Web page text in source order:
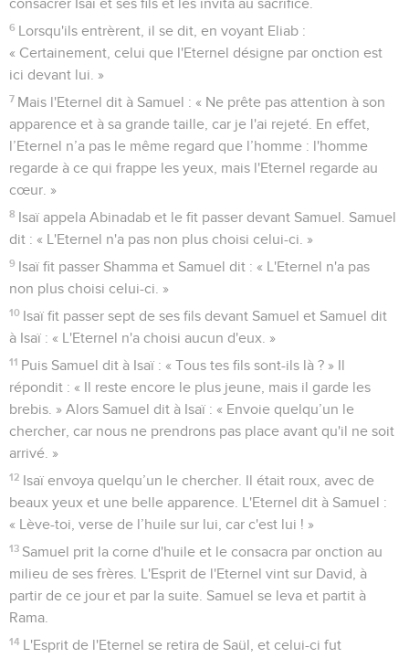
consacrer Isaï et ses fils et les invita au sacrifice.
6 Lorsqu'ils entrèrent, il se dit, en voyant Eliab :
« Certainement, celui que l'Eternel désigne par onction est
ici devant lui. »
7 Mais l'Eternel dit à Samuel : « Ne prête pas attention à son
apparence et à sa grande taille, car je l'ai rejeté. En effet,
l’Eternel n’a pas le même regard que l’homme : l'homme
regarde à ce qui frappe les yeux, mais l'Eternel regarde au
cœur. »
8 Isaï appela Abinadab et le fit passer devant Samuel. Samuel
dit : « L'Eternel n'a pas non plus choisi celui-ci. »
9 Isaï fit passer Shamma et Samuel dit : « L'Eternel n'a pas
non plus choisi celui-ci. »
10 Isaï fit passer sept de ses fils devant Samuel et Samuel dit
à Isaï : « L'Eternel n'a choisi aucun d'eux. »
11 Puis Samuel dit à Isaï : « Tous tes fils sont-ils là ? » Il
répondit : « Il reste encore le plus jeune, mais il garde les
brebis. » Alors Samuel dit à Isaï : « Envoie quelqu’un le
chercher, car nous ne prendrons pas place avant qu'il ne soit
arrivé. »
12 Isaï envoya quelqu’un le chercher. Il était roux, avec de
beaux yeux et une belle apparence. L'Eternel dit à Samuel :
« Lève-toi, verse de l’huile sur lui, car c'est lui ! »
13 Samuel prit la corne d'huile et le consacra par onction au
milieu de ses frères. L'Esprit de l'Eternel vint sur David, à
partir de ce jour et par la suite. Samuel se leva et partit à
Rama.
14 L'Esprit de l'Eternel se retira de Saül, et celui-ci fut